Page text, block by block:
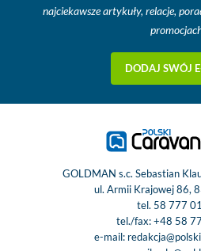
najciekawsze artykuły, relacje,
DODAJ SWÓJ
GOLDMAN s.c. Sebastian
ul. Armii Krajowej 86,
tel. 58 777
tel./fax:+48 58
e-mail: